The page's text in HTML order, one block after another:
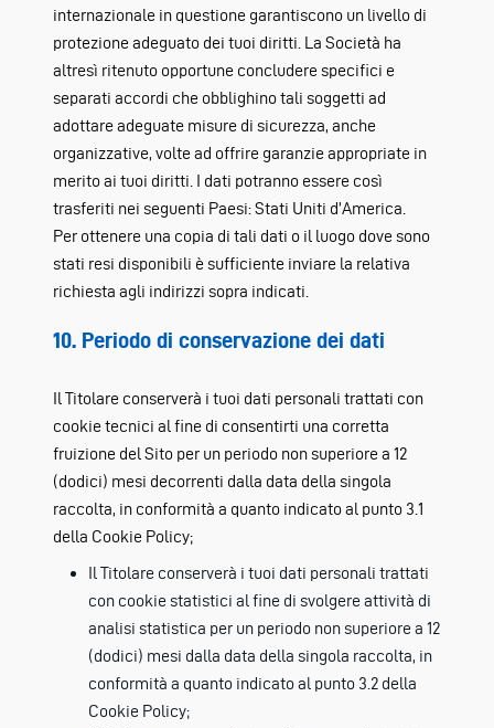
internazionale in questione garantiscono un livello di
protezione adeguato dei tuoi diritti. La Società ha
altresì ritenuto opportune concludere specifici e
separati accordi che obblighino tali soggetti ad
adottare adeguate misure di sicurezza, anche
organizzative, volte ad offrire garanzie appropriate in
merito ai tuoi diritti. I dati potranno essere così
trasferiti nei seguenti Paesi: Stati Uniti d’America.
Per ottenere una copia di tali dati o il luogo dove sono
stati resi disponibili è sufficiente inviare la relativa
richiesta agli indirizzi sopra indicati.
10. Periodo di conservazione dei dati
Il Titolare conserverà i tuoi dati personali trattati con
cookie tecnici al fine di consentirti una corretta
fruizione del Sito per un periodo non superiore a 12
(dodici) mesi decorrenti dalla data della singola
raccolta, in conformità a quanto indicato al punto 3.1
della Cookie Policy;
Il Titolare conserverà i tuoi dati personali trattati
con cookie statistici al fine di svolgere attività di
analisi statistica per un periodo non superiore a 12
(dodici) mesi dalla data della singola raccolta, in
conformità a quanto indicato al punto 3.2 della
Cookie Policy;